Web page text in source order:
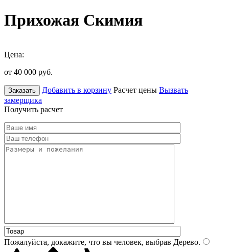
Прихожая Скимия
Цена:
от 40 000 руб.
Заказать Добавить в корзину Расчет цены Вызвать
замерщика
Получить расчет
Пожалуйста, докажите, что вы человек, выбрав Дерево.